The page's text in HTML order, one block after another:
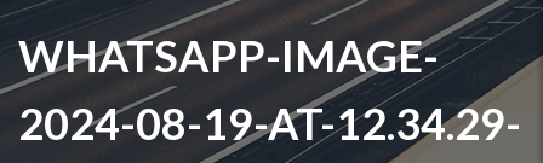
WHATSAPP-IMAGE-
2024-08-19-AT-12.34.29-